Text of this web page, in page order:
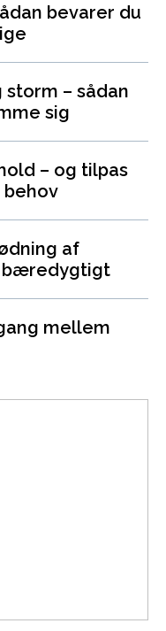
bevarer du
– sådan
sig
– og tilpas
af
bæredygtigt
mellem